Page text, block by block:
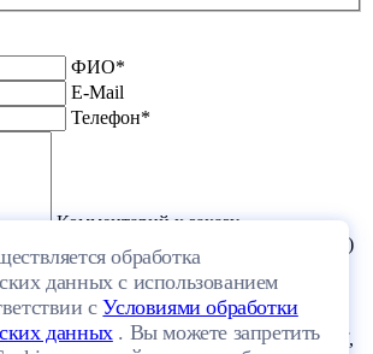
обработка
данных с использованием
сУсловиями обработки
данных. Вы можете запретить
ФИО*
E-Mail
Телефон*
Комментарий к заказу
дома или список стройматериалов)
несколько файлов в эту область
компьютере
(doc, docx, xls, xlsx, txt, rtf, pdf,